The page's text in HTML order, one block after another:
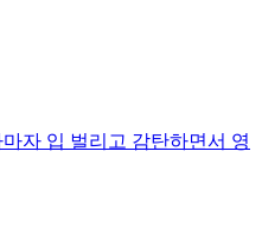
자 입 벌리고 감탄하면서 영